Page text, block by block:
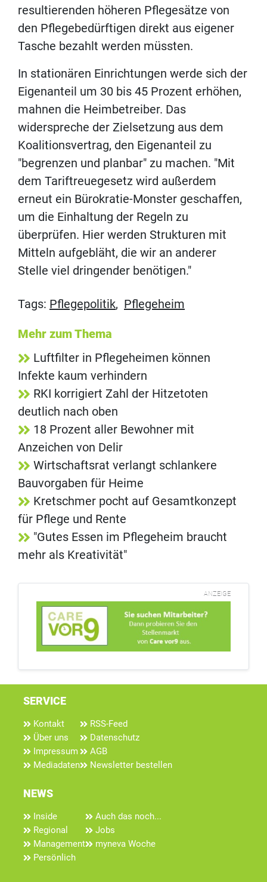
resultierenden höheren Pflegesätze von
den Pflegebedürftigen direkt aus eigener
Tasche bezahlt werden müssten.
In stationären Einrichtungen werde sich der
Eigenanteil um 30 bis 45 Prozent erhöhen,
mahnen die Heimbetreiber. Das
widerspreche der Zielsetzung aus dem
Koalitionsvertrag, den Eigenanteil zu
"begrenzen und planbar" zu machen. "Mit
dem Tariftreuegesetz wird außerdem
erneut ein Bürokratie-Monster geschaffen,
um die Einhaltung der Regeln zu
überprüfen. Hier werden Strukturen mit
Mitteln aufgebläht, die wir an anderer
Stelle viel dringender benötigen."
Tags: Pflegepolitik, Pflegeheim
Mehr zum Thema
Luftfilter in Pflegeheimen können
Infekte kaum verhindern
RKI korrigiert Zahl der Hitzetoten
deutlich nach oben
18 Prozent aller Bewohner mit
Anzeichen von Delir
Wirtschaftsrat verlangt schlankere
Bauvorgaben für Heime
Kretschmer pocht auf Gesamtkonzept
für Pflege und Rente
"Gutes Essen im Pflegeheim braucht
mehr als Kreativität"
ANZEIGE
SERVICE
Kontakt
Über uns
Impressum
Mediadaten
RSS-Feed
Datenschutz
AGB
Newsletter bestellen
NEWS
Inside
Regional
Management
Persönlich
Auch das noch...
Jobs
myneva Woche